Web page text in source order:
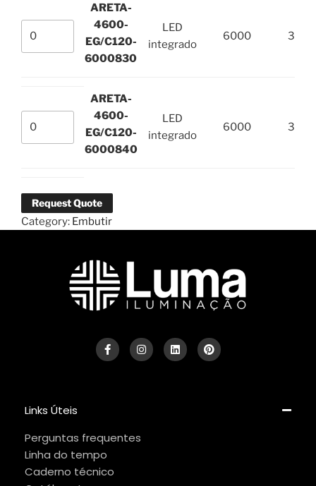
ARETA-
4600-
EG/C120-
6000830
LED
integrado
6000 35.3
ARETA-
4600-
EG/C120-
6000840
LED
integrado
6000 35.3
Request Quote
Category: Embutir
Links Úteis
Perguntas frequentes
Linha do tempo
Caderno técnico